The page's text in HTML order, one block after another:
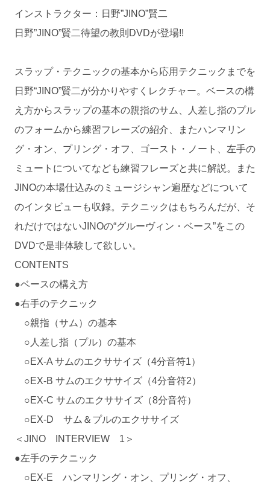
インストラクター：日野”JINO”賢二
日野”JINO”賢二待望の教則DVDが登場!!
スラップ・テクニックの基本から応用テクニックまでを
日野“JINO”賢二が分かりやすくレクチャー。ベースの構
え方からスラップの基本の親指のサム、人差し指のプル
のフォームから練習フレーズの紹介、またハンマリン
グ・オン、プリング・オフ、ゴースト・ノート、左手の
ミュートについてなども練習フレーズと共に解説。また
JINOの本場仕込みのミュージシャン遍歴などについて
のインタビューも収録。テクニックはもちろんだが、そ
れだけではないJINOの“グルーヴィン・ベース”をこの
DVDで是非体験して欲しい。
CONTENTS
●ベースの構え方
●右手のテクニック
○親指（サム）の基本
○人差し指（プル）の基本
○EX-A サムのエクササイズ（4分音符1）
○EX-B サムのエクササイズ（4分音符2）
○EX-C サムのエクササイズ（8分音符）
○EX-D サム＆プルのエクササイズ
＜JINO INTERVIEW 1＞
●左手のテクニック
○EX-E ハンマリング・オン、プリング・オフ、